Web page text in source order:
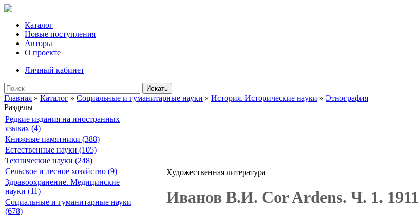
Каталог
Новые поступления
Авторы
О проекте
Личный кабинет
Искать
Главная » Каталог » Социальные и гуманитарные науки » История. Исторические науки » Этнография
Разделы
Редкие издания на иностранных
языках (4)
Книжные памятники (388)
Естественные науки (105)
Технические науки (248)
Сельское и лесное хозяйство (9)
Здравоохранение. Медицинские
науки (11)
Социальные и гуманитарные науки
(678)
Художественная литература
Иванов В.И. Cor Ardens. Ч. 1. 1911